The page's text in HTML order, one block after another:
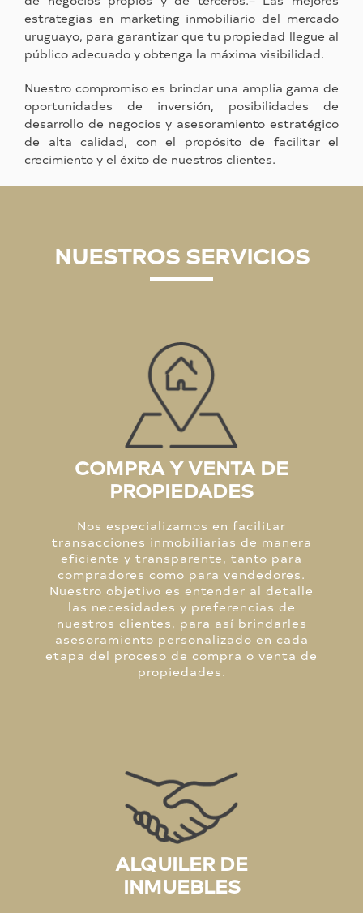
estrategias en marketing inmobiliario del mercado
uruguayo, para garantizar que tu propiedad llegue al
público adecuado y obtenga la máxima visibilidad.
Nuestro compromiso es brindar una amplia gama de
oportunidades de inversión, posibilidades de
desarrollo de negocios y asesoramiento estratégico
de alta calidad, con el propósito de facilitar el
crecimiento y el éxito de nuestros clientes.
NUESTROS SERVICIOS
COMPRA Y VENTA DE
PROPIEDADES
Nos especializamos en facilitar
transacciones inmobiliarias de manera
eficiente y transparente, tanto para
compradores como para vendedores.
Nuestro objetivo es entender al detalle
las necesidades y preferencias de
nuestros clientes, para así brindarles
asesoramiento personalizado en cada
etapa del proceso de compra o venta de
propiedades.
ALQUILER DE
INMUEBLES